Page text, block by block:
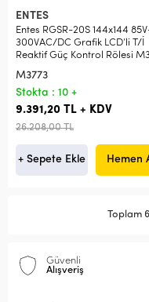
ENTES
Entes RGSR-20S 144x144
300VAC/DC Grafik LCD’li T/İ
Reaktif Güç Kontrol Rölesi
M3773
Stokta : 10 +
9.391,20 TL + KDV
26.208,00 TL
+ Sepete Ekle Hemen
Toplam
Güvenli
Alışveriş